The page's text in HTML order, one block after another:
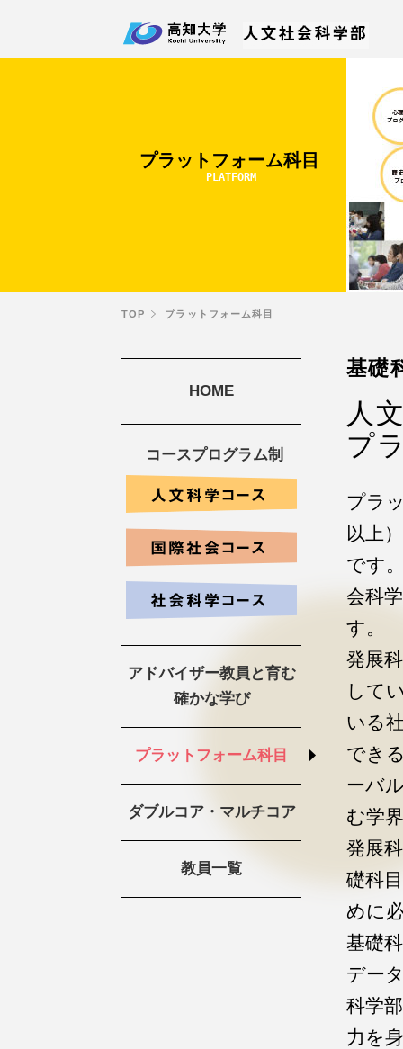
プラットフォーム科目
PLATFORM
TOP プラットフォーム科目
基礎
人
プ
プラ
以上
です
会科
す。
発展
して
いる
でき
ーバ
む学
発展
礎科
めに
基礎
デー
科学
力を
HOME
コースプログラム制
アドバイザー教員と育む
確かな学び
プラットフォーム科目
ダブルコア・マルチコア
教員一覧